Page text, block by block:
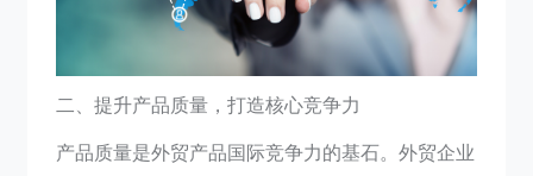
二、提升产品质量，打造核心竞争力
产品质量是外贸产品国际竞争力的基石。外贸企业